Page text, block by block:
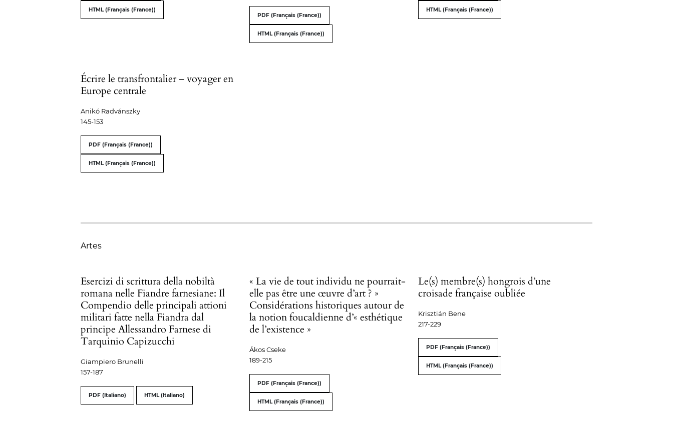
HTML (Français (France))
PDF (Français (France))
HTML (Français (France))
HTML (Français (France))
Écrire le transfrontalier – voyager en
Europe centrale
Anikó Radvánszky
145-153
PDF (Français (France))
HTML (Français (France))
Artes
Esercizi di scrittura della nobiltà
romana nelle Fiandre farnesiane: Il
Compendio delle principali attioni
militari fatte nella Fiandra dal
principe Allessandro Farnese di
Tarquinio Capizucchi
Giampiero Brunelli
157-187
PDF (Italiano) HTML (Italiano)
« La vie de tout individu ne pourrait-
elle pas être une œuvre d’art ? »
Considérations historiques autour de
la notion foucaldienne d’« esthétique
de l’existence »
Ákos Cseke
189-215
PDF (Français (France))
HTML (Français (France))
Le(s) membre(s) hongrois d’une
croisade française oubliée
Krisztián Bene
217-229
PDF (Français (France))
HTML (Français (France))